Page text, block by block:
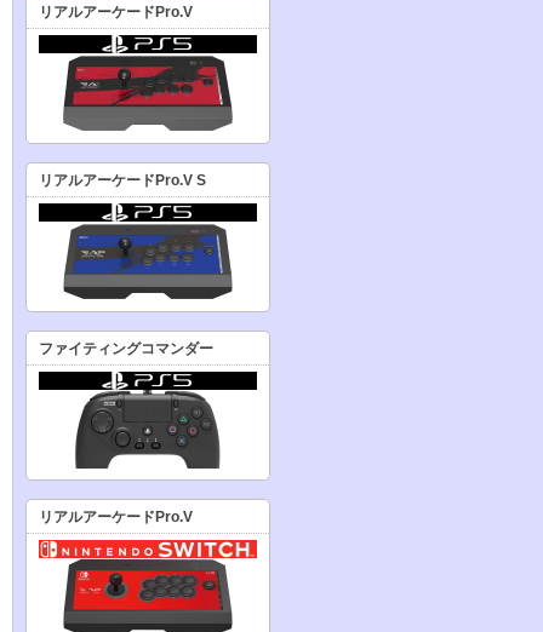
リアルアーケードPro.V
リアルアーケードPro.V S
ファイティングコマンダー
リアルアーケードPro.V